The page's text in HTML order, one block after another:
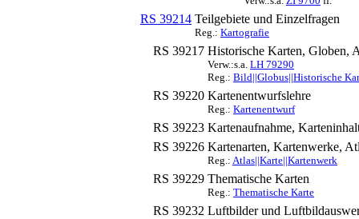
RS 39214 Teilgebiete und Einzelfragen
Reg.: Kartografie
RS 39217 Historische Karten, Globen,
Verw.:s.a. LH 79290
Reg.: Bild||Globus||Historische
RS 39220 Kartenentwurfslehre
Reg.: Kartenentwurf
RS 39223 Kartenaufnahme,
RS 39226 Kartenarten, Kartenwerke,
Reg.: Atlas||Karte||Kartenwerk
RS 39229 Thematische Karten
Reg.: Thematische Karte
RS 39232 Luftbilder und